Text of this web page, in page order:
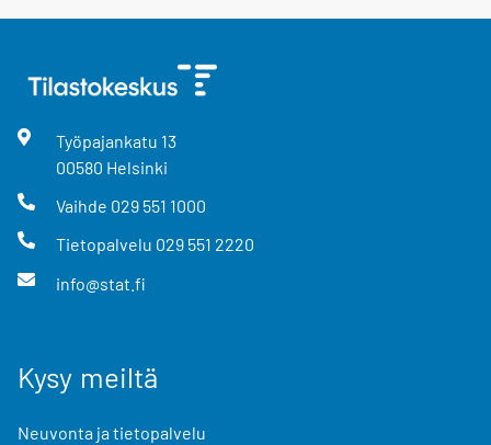
Työpajankatu 13
00580 Helsinki
Vaihde 029 551 1000
Tietopalvelu 029 551 2220
info@stat.fi
Kysy meiltä
Neuvonta ja tietopalvelu